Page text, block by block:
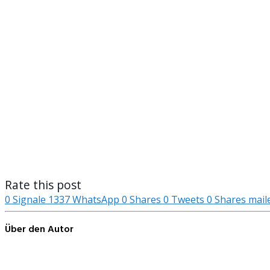
Rate this post
0 Signale 1337WhatsApp 0 Shares 0 Tweets 0 Shares
Über den Autor